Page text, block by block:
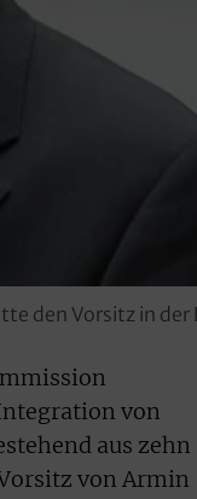
den Vorsitz in
von
aus zehn
von Armin